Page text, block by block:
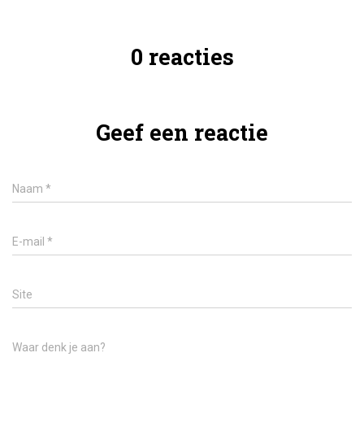
0 reacties
Geef een reactie
Naam *
E-mail *
Site
Waar denk je aan?